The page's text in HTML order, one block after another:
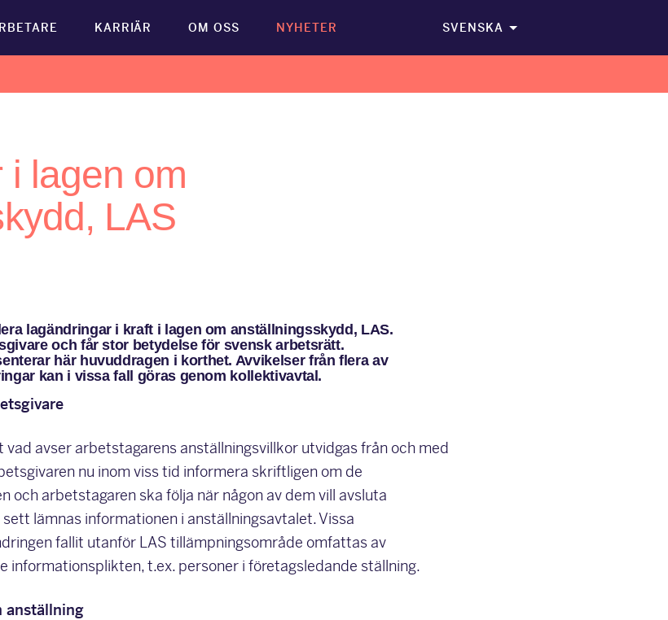
KARRIÄR OM OSS NYHETER SVENSKA
i lagen om
LAS
lagändringar i kraft i lagen om anställningsskydd, LAS.
och får stor betydelse för svensk arbetsrätt.
här huvuddragen i korthet. Avvikelser från flera av
kan i vissa fall göras genom kollektivavtal.
avser arbetstagarens anställningsvillkor utvidgas från och med
nu inom viss tid informera skriftligen om de
och arbetstagaren ska följa när någon av dem vill avsluta
lämnas informationen i anställningsavtalet. Vissa
fallit utanför LAS tillämpningsområde omfattas av
informationsplikten, t.ex. personer i företagsledande ställning.
anställning